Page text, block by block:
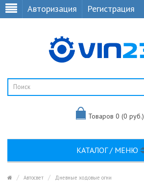
Авторизация Регистрация
Товаров 0 (0 руб.)
КАТАЛОГ / МЕНЮ
Автосвет
Дневные ходовые огни